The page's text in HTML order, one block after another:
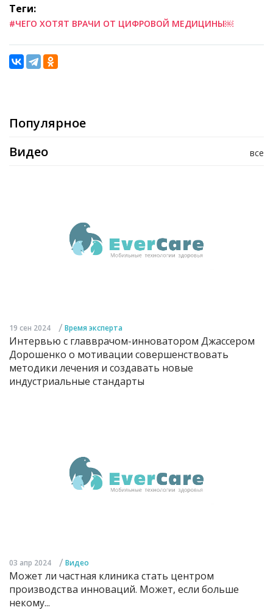
Теги:
#ЧЕГО ХОТЯТ ВРАЧИ ОТ ЦИФРОВОЙ МЕДИЦИНЫ￼
Популярное
все
Видео
19 сен 2024 / Время эксперта
Интервью с главврачом-инноватором Джассером
Дорошенко о мотивации совершенствовать
методики лечения и создавать новые
индустриальные стандарты
03 апр 2024 / Видео
Может ли частная клиника стать центром
производства инноваций. Может, если больше
некому...